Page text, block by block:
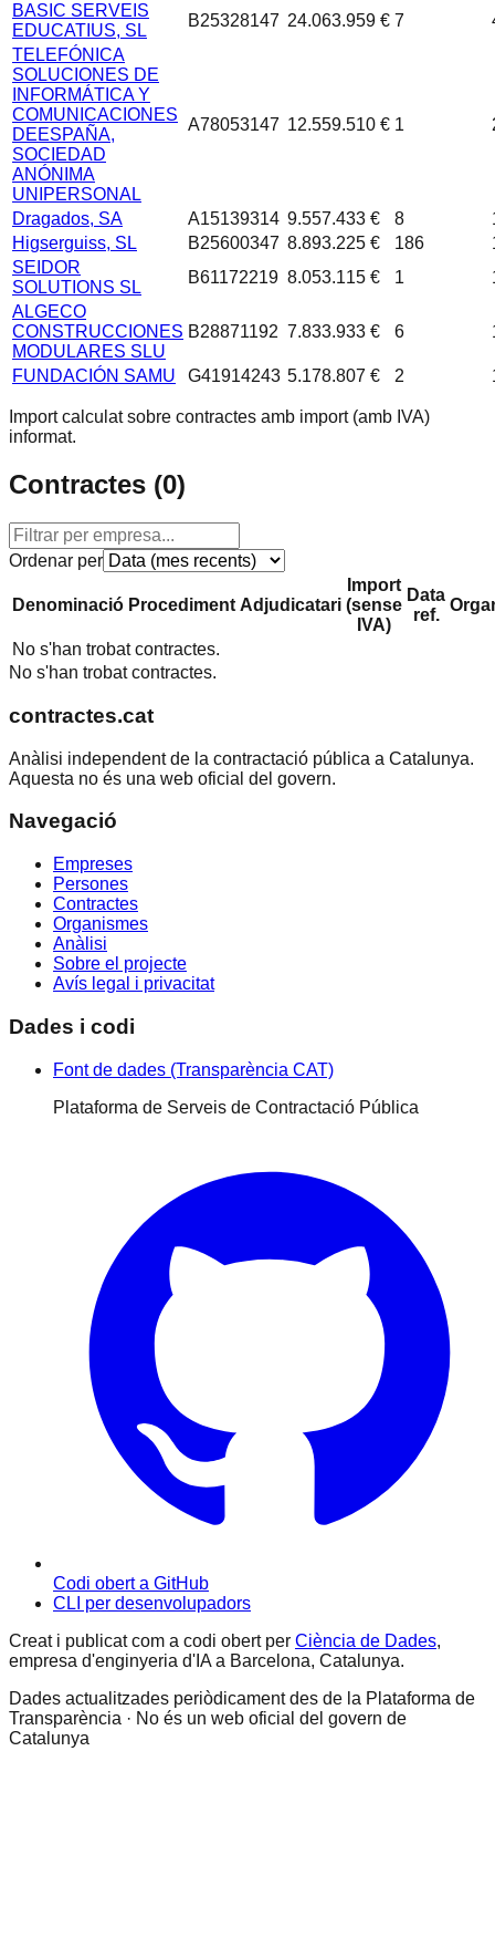
BASIC SERVEIS
EDUCATIUS, SL
B25328147 24.063.959 € 7
TELEFÓNICA
SOLUCIONES DE
INFORMÁTICA Y
COMUNICACIONES
DEESPAÑA,
SOCIEDAD
ANÓNIMA
UNIPERSONAL
A78053147 12.559.510 € 1
Dragados, SA A15139314 9.557.433 € 8
Higserguiss, SL
B25600347 8.893.225 € 186
SEIDOR
SOLUTIONS SL
B61172219 8.053.115 € 1
ALGECO
CONSTRUCCIONES
MODULARES SLU
B28871192 7.833.933 € 6
FUNDACIÓN SAMU G41914243 5.178.807 € 2
Import calculat sobre contractes amb import (amb IVA)
informat.
Contractes (0)
Ordenar per
Denominació Procediment Adjudicatari
Import
(sense
IVA)
Data
ref.
No s'han trobat contractes.
No s'han trobat contractes.
contractes.cat
Anàlisi independent de la contractació pública a Catalunya.
Aquesta no és una web oficial del govern.
Navegació
Empreses
Persones
Contractes
Organismes
Anàlisi
Sobre el projecte
Avís legal i privacitat
Dades i codi
Font de dades (Transparència CAT)
Plataforma de Serveis de Contractació Pública
Codi obert a GitHub
CLI per desenvolupadors
Creat i publicat com a codi obert per Ciència de Dades,
empresa d'enginyeria d'IA a Barcelona, Catalunya.
Dades actualitzades periòdicament des de la Plataforma de
Transparència · No és un web oficial del govern de
Catalunya